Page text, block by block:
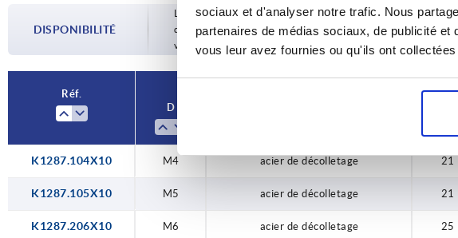
sociaux et d'analyser notre trafic. Nous
partenaires de médias sociaux, de publicité
vous leur avez fournies ou qu'ils ont
M8
DISPONIBILITÉ
Les disponibilités sont mises à jour plusieurs fois par jour à
d’expédition confirmée vous est communiquée à l’étape
votre commande.
Réf.
D
K1287.104X10 M4 acier de décolletage 21
K1287.105X10 M5 acier de décolletage 21
K1287.206X10 M6 acier de décolletage 25